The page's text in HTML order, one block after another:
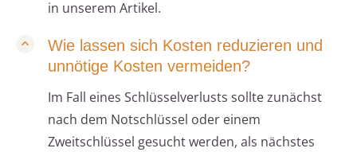
in unserem Artikel.
Wie lassen sich Kosten reduzieren und
unnötige Kosten vermeiden?
Im Fall eines Schlüsselverlusts sollte zunächst
nach dem Notschlüssel oder einem
Zweitschlüssel gesucht werden, als nächstes